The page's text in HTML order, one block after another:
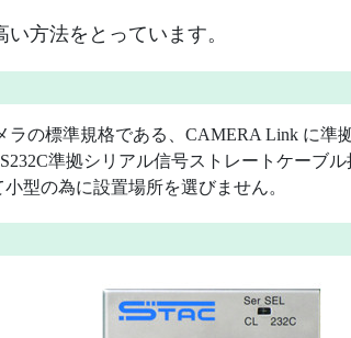
方法をとっています。
ラの標準規格である、CAMERA Link に準
準拠シリアル信号ストレートケーブ
型の為に設置場所を選びません。